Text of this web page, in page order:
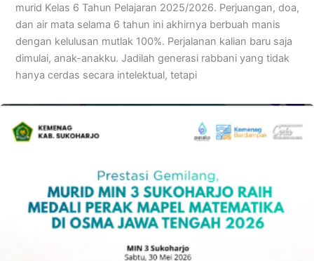
murid Kelas 6 Tahun Pelajaran 2025/2026. Perjuangan, doa,
dan air mata selama 6 tahun ini akhirnya berbuah manis
dengan kelulusan mutlak 100%. Perjalanan kalian baru saja
dimulai, anak-anakku. Jadilah generasi rabbani yang tidak
hanya cerdas secara intelektual, tetapi